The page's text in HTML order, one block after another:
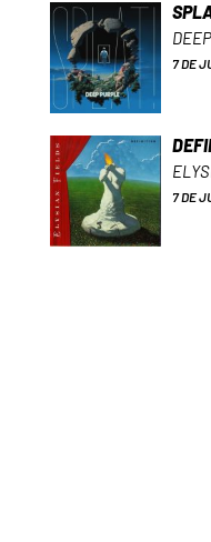
7 DE
7 DE